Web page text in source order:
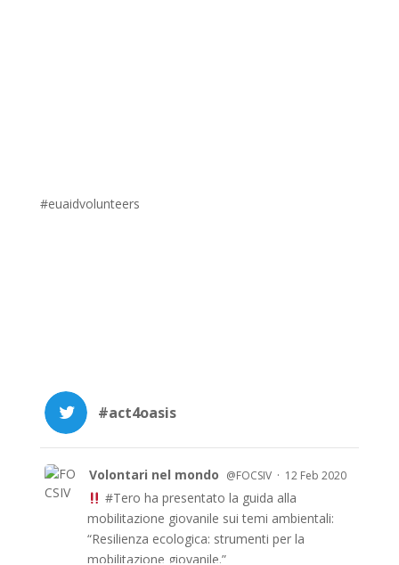
#euaidvolunteers
#act4oasis
Volontari nel mondo @FOCSIV · 12 Feb 2020
#Tero ha presentato la guida alla
mobilitazione giovanile sui temi ambientali:
“Resilienza ecologica: strumenti per la
mobilitazione giovanile.”